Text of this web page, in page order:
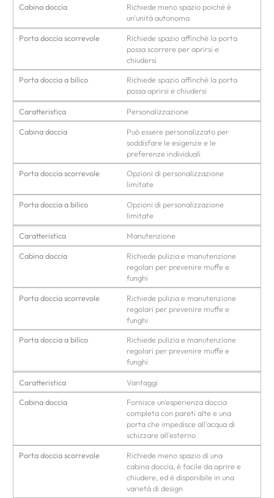
Cabina doccia
Richiede meno spazio poiché è
un'unità autonoma
Porta doccia scorrevole
Richiede spazio affinché la porta
possa scorrere per aprirsi e
chiudersi
Porta doccia a bilico
Richiede spazio affinché la porta
possa aprirsi e chiudersi
Caratteristica Personalizzazione
Cabina doccia
Può essere personalizzato per
soddisfare le esigenze e le
preferenze individuali
Porta doccia scorrevole
Opzioni di personalizzazione
limitate
Porta doccia a bilico
Opzioni di personalizzazione
limitate
Caratteristica Manutenzione
Cabina doccia
Richiede pulizia e manutenzione
regolari per prevenire muffe e
funghi
Porta doccia scorrevole
Richiede pulizia e manutenzione
regolari per prevenire muffe e
funghi
Porta doccia a bilico
Richiede pulizia e manutenzione
regolari per prevenire muffe e
funghi
Caratteristica Vantaggi
Cabina doccia
Fornisce un'esperienza doccia
completa con pareti alte e una
porta che impedisce all'acqua di
schizzare all'esterno
Porta doccia scorrevole
Richiede meno spazio di una
cabina doccia, è facile da aprire e
chiudere, ed è disponibile in una
varietà di design